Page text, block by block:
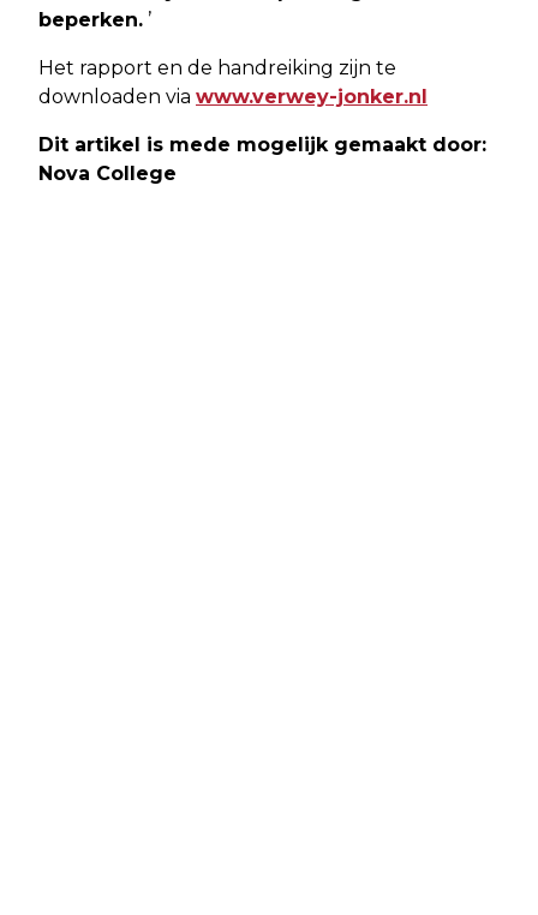
beperken. ’
Het rapport en de handreiking zijn te
downloaden via www.verwey-jonker.nl
Dit artikel is mede mogelijk gemaakt door:
Nova College